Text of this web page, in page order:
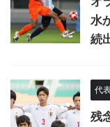
水
続
代
残